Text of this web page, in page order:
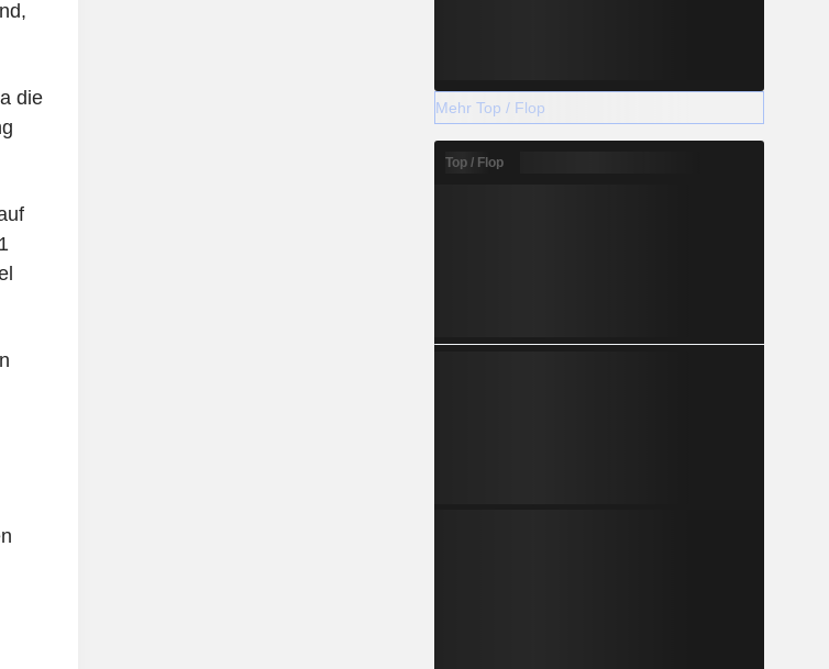
die
Mehr Top / Flop
Top / Flop